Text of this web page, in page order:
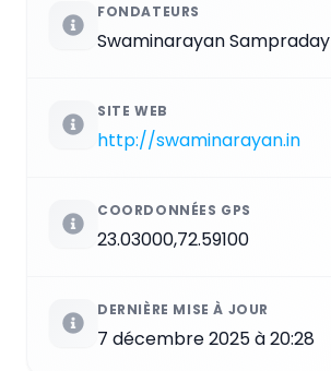
FONDATEURS
Swaminarayan Sampraday
SITE WEB
http://swaminarayan.in
COORDONNÉES GPS
23.03000,72.59100
DERNIÈRE MISE À JOUR
7 décembre 2025 à 20:28